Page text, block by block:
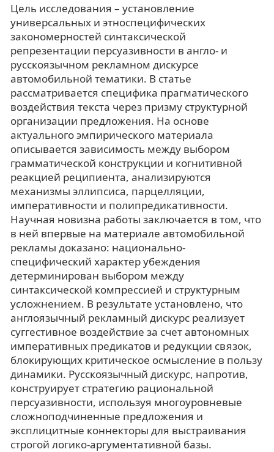
Цель исследования – установление
универсальных и этноспецифических
закономерностей синтаксической
репрезентации персуазивности в англо- и
русскоязычном рекламном дискурсе
автомобильной тематики. В статье
рассматривается специфика прагматического
воздействия текста через призму структурной
организации предложения. На основе
актуального эмпирического материала
описывается зависимость между выбором
грамматической конструкции и когнитивной
реакцией реципиента, анализируются
механизмы эллипсиса, парцелляции,
императивности и полипредикативности.
Научная новизна работы заключается в том, что
в ней впервые на материале автомобильной
рекламы доказано: национально-
специфический характер убеждения
детерминирован выбором между
синтаксической компрессией и структурным
усложнением. В результате установлено, что
англоязычный рекламный дискурс реализует
суггестивное воздействие за счет автономных
императивных предикатов и редукции связок,
блокирующих критическое осмысление в пользу
динамики. Русскоязычный дискурс, напротив,
конструирует стратегию рациональной
персуазивности, используя многоуровневые
сложноподчиненные предложения и
эксплицитные коннекторы для выстраивания
строгой логико-аргументативной базы.